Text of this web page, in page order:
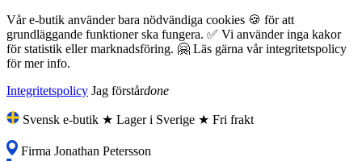
Vår e-butik använder bara nödvändiga cookies 🍪 för att
grundläggande funktioner ska fungera. ✅ Vi använder inga kakor
för statistik eller marknadsföring. 🤗 Läs gärna vår integritetspolicy
för mer info.
Integritetspolicy Jag förstårdone
Svensk e-butik ★ Lager i Sverige ★ Fri frakt
Firma Jonathan Petersson